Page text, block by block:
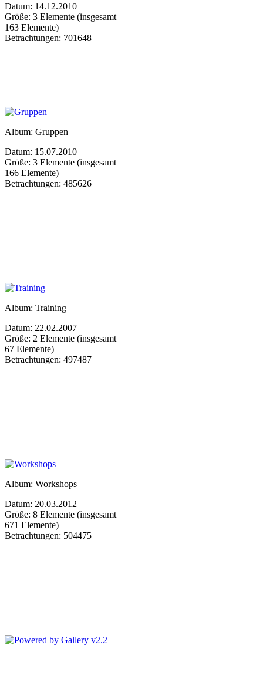
Datum: 14.12.2010
Größe: 3 Elemente (insgesamt
163 Elemente)
Betrachtungen: 701648
Album: Gruppen
Datum: 15.07.2010
Größe: 3 Elemente (insgesamt
166 Elemente)
Betrachtungen: 485626
Album: Training
Datum: 22.02.2007
Größe: 2 Elemente (insgesamt
67 Elemente)
Betrachtungen: 497487
Album: Workshops
Datum: 20.03.2012
Größe: 8 Elemente (insgesamt
671 Elemente)
Betrachtungen: 504475